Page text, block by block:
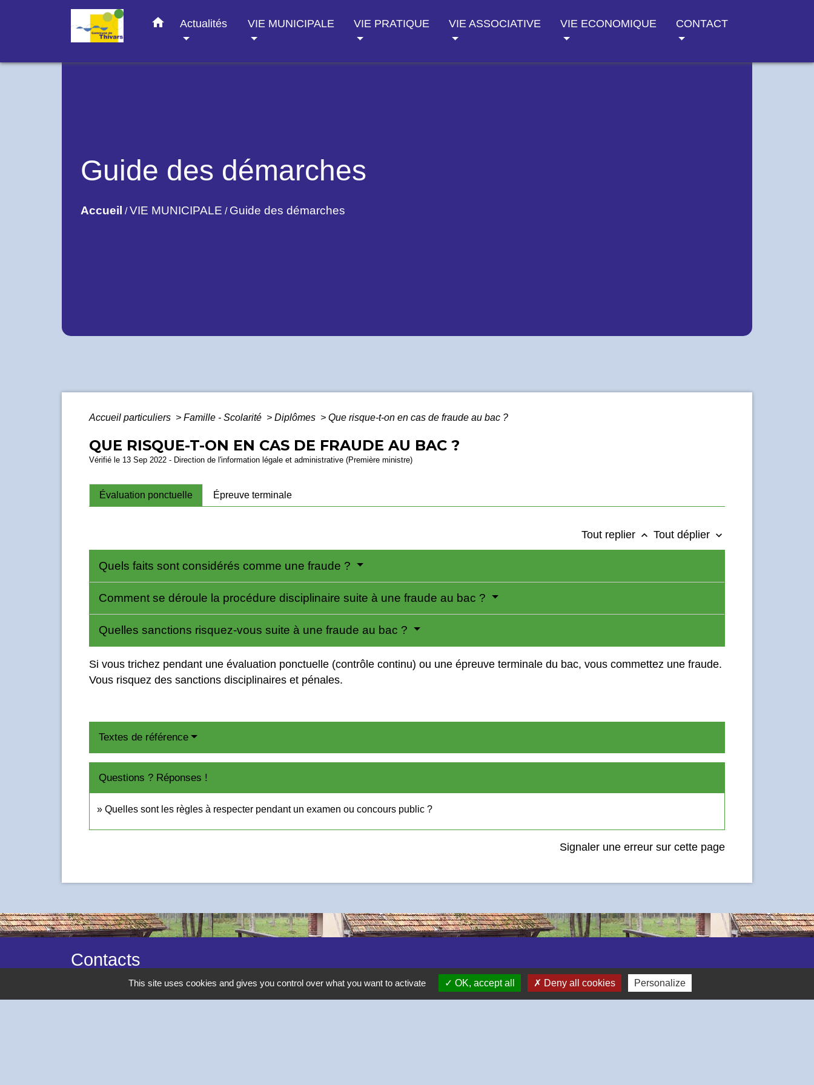
home Actualités VIE MUNICIPALE VIE PRATIQUE VIE ASSOCIATIVE VIE ECONOMIQUE CONTACT
Guide des démarches
Accueil /VIE MUNICIPALE / Guide des démarches
Accueil particuliers > Famille - Scolarité > Diplômes > Que risque-t-on en cas de fraude au bac ?
QUE RISQUE-T-ON EN CAS DE FRAUDE AU BAC ?
Vérifié le 13 Sep 2022 - Direction de l'information légale et administrative (Première ministre)
Évaluation ponctuelle Épreuve terminale
Tout replier keyboard_arrow_up Tout déplier keyboard_arrow_down
Quels faits sont considérés comme une fraude ?
Comment se déroule la procédure disciplinaire suite à une fraude au bac ?
Quelles sanctions risquez-vous suite à une fraude au bac ?
Si vous trichez pendant une évaluation ponctuelle (contrôle continu) ou une épreuve terminale du bac, vous commettez une fraude.
Vous risquez des sanctions disciplinaires et pénales.
Textes de référence
Questions ? Réponses !
Quelles sont les règles à respecter pendant un examen ou concours public ?
Signaler une erreur sur cette page
Contacts
Commune de Thivars
This site uses cookies and gives you control over what you want to activate OK, accept all Deny all cookies Personalize